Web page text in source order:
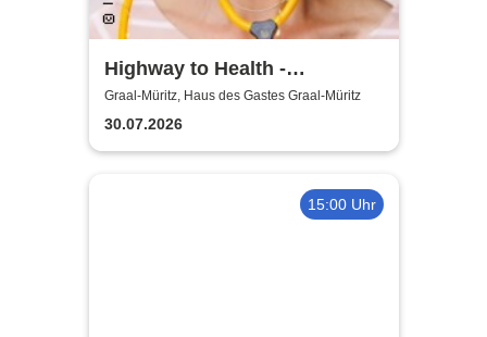
Highway to Health -
Kabarettprogramm von Inka
Meyer
Graal-Müritz, Haus des Gastes Graal-Müritz
30.07.2026
15:00 Uhr